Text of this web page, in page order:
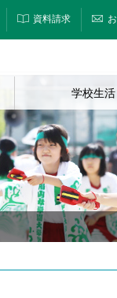
資料請求
学校生活